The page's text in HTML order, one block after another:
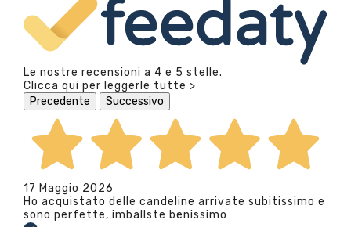
Le nostre recensioni a 4 e 5 stelle.
Clicca qui per leggerle tutte >
Precedente
Successivo
17 Maggio 2026
Ho acquistato delle candeline arrivate subitissimo e
sono perfette, imballste benissimo